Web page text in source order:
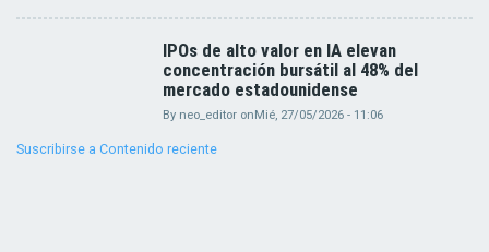
IPOs de alto valor en IA elevan
concentración bursátil al 48% del
mercado estadounidense
By neo_editor onMié, 27/05/2026 - 11:06
Suscribirse a Contenido reciente